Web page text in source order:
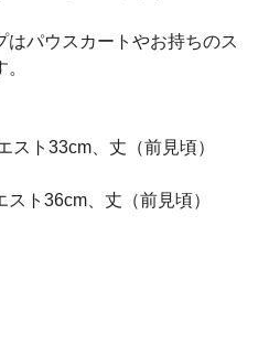
はパウスカートやお持ちのス
ト33cm、丈（前見頃）
ト36cm、丈（前見頃）